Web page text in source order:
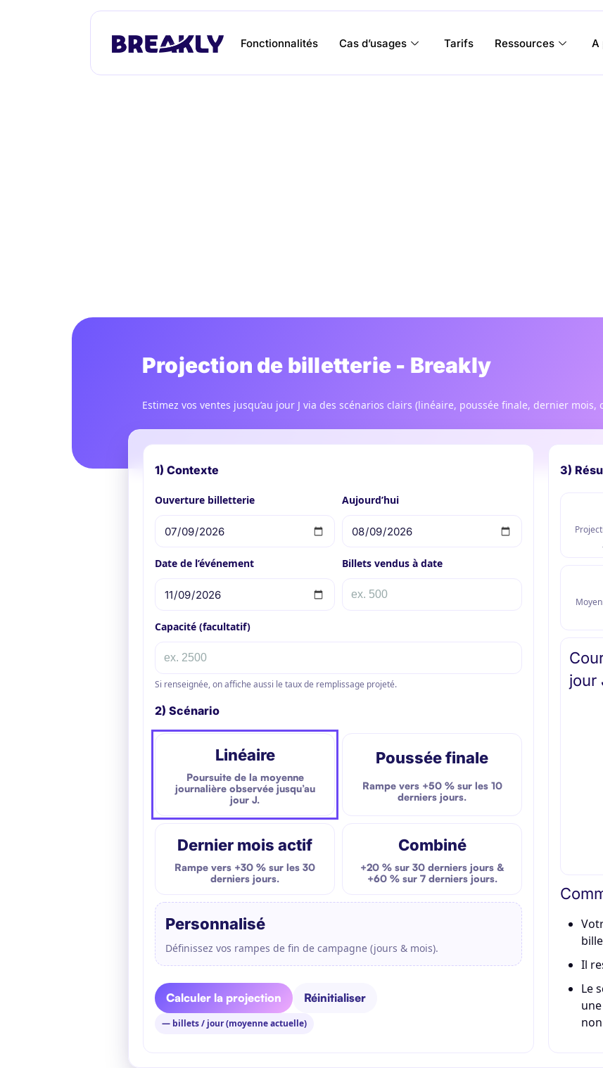
Fonctionnalités Cas d’usages Tarifs Ressources A
Projection de billetterie - Breakly
Estimez vos ventes jusqu’au jour J via des scénarios clairs (linéaire, poussée finale, dernier mois,
1) Contexte
Ouverture billetterie Aujourd’hui
Date de l’événement Billets vendus à date
Capacité (facultatif)
Si renseignée, on affiche aussi le taux de remplissage projeté.
2) Scénario
Linéaire
Poursuite de la moyenne
journalière observée jusqu’au
jour J.
Poussée finale
Rampe vers +50 %sur les 10
derniers jours.
Dernier mois actif
Rampe vers +30 % sur les 30
derniers jours.
Combiné
+20 %sur 30 derniers jours &
+60 %sur 7 derniers jours.
Personnalisé
Définissez vos rampes de fin de campagne (jours & mois).
Calculer la projection Réinitialiser
— billets / jour (moyenne actuelle)
3)
jour
Il
Le
une